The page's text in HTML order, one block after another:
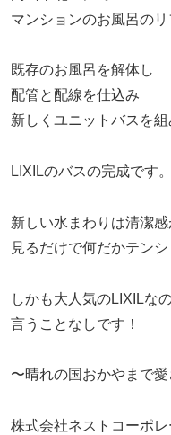
マンションのお風呂のリ
既存のお風呂を解体し
配管と配線を仕込み
新しくユニットバスを組
LIXILのバスの完成です。
新しい水まわりは清潔感
見るだけで何だかテン
しかも大人気のLIXILな
言うことなしです！
〜晴れの国おかやまで
株式会社ネストコーポ